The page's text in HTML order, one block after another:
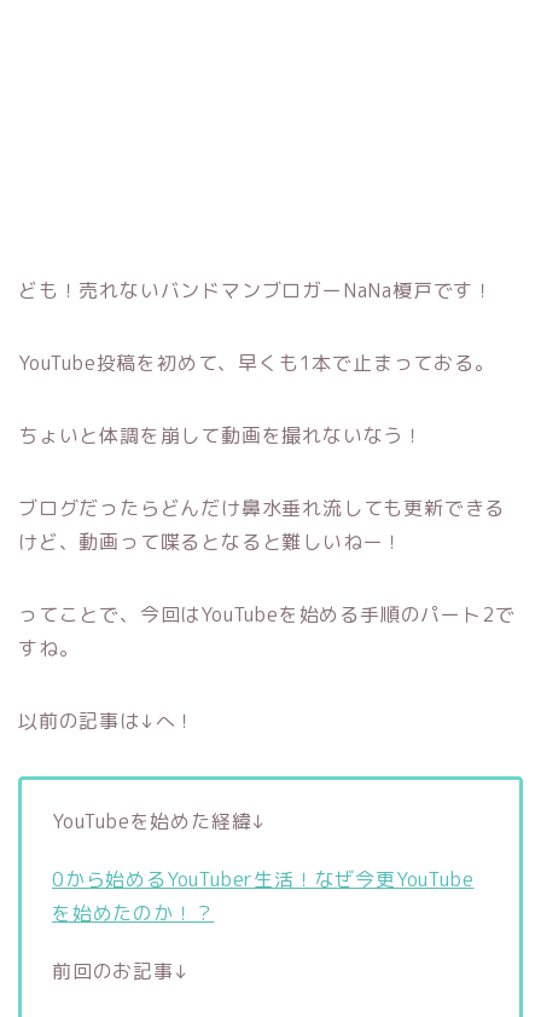
ども！売れないバンドマンブロガーNaNa榎戸です！
YouTube投稿を初めて、早くも1本で止まっておる。
ちょいと体調を崩して動画を撮れないなう！
ブログだったらどんだけ鼻水垂れ流しても更新できる
けど、動画って喋るとなると難しいねー！
ってことで、今回はYouTubeを始める手順のパート2で
すね。
以前の記事は↓へ！
YouTubeを始めた経緯↓
0から始めるYouTuber生活！なぜ今更YouTube
を始めたのか！？
前回のお記事↓